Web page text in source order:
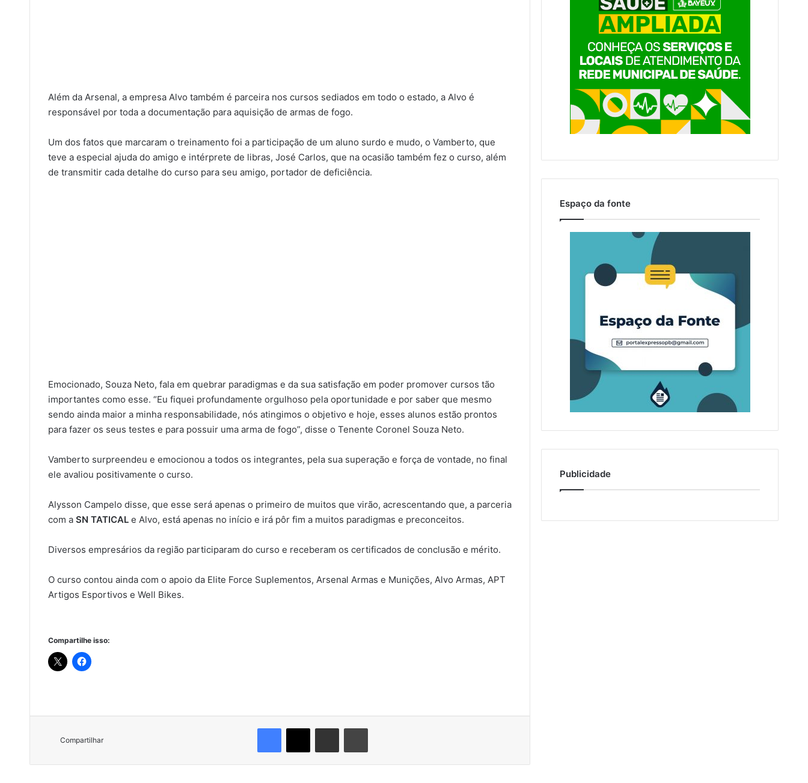
Além da Arsenal, a empresa Alvo também é parceira nos cursos sediados em todo o estado, a Alvo é
responsável por toda a documentação para aquisição de armas de fogo.
Um dos fatos que marcaram o treinamento foi a participação de um aluno surdo e mudo, o Vamberto, que
teve a especial ajuda do amigo e intérprete de libras, José Carlos, que na ocasião também fez o curso, além
de transmitir cada detalhe do curso para seu amigo, portador de deficiência.
Emocionado, Souza Neto, fala em quebrar paradigmas e da sua satisfação em poder promover cursos tão
importantes como esse. “Eu fiquei profundamente orgulhoso pela oportunidade e por saber que mesmo
sendo ainda maior a minha responsabilidade, nós atingimos o objetivo e hoje, esses alunos estão prontos
para fazer os seus testes e para possuir uma arma de fogo”, disse o Tenente Coronel Souza Neto.
Vamberto surpreendeu e emocionou a todos os integrantes, pela sua superação e força de vontade, no final
ele avaliou positivamente o curso.
Alysson Campelo disse, que esse será apenas o primeiro de muitos que virão, acrescentando que, a parceria
com a SN TATICALe Alvo, está apenas no início e irá pôr fim a muitos paradigmas e preconceitos.
Diversos empresários da região participaram do curso e receberam os certificados de conclusão e mérito.
O curso contou ainda com o apoio da Elite Force Suplementos, Arsenal Armas e Munições, Alvo Armas, APT
Artigos Esportivos e Well Bikes.
Compartilhe isso:
Compartilhar
Facebook X Compartilhar via e-mail Imprimir
Espaço da fonte
Publicidade